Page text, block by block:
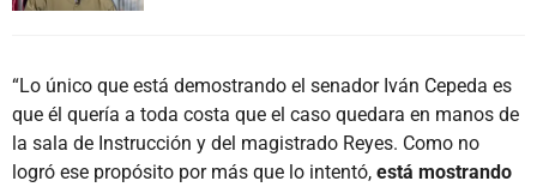
“Lo único que está demostrando el senador Iván Cepeda es
que él quería a toda costa que el caso quedara en manos de
la sala de Instrucción y del magistrado Reyes. Como no
logró ese propósito por más que lo intentó, está mostrando